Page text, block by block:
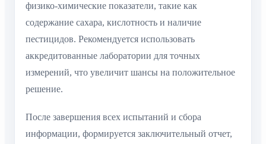
физико-химические показатели, такие как
содержание сахара, кислотность и наличие
пестицидов. Рекомендуется использовать
аккредитованные лаборатории для точных
измерений, что увеличит шансы на положительное
решение.
После завершения всех испытаний и сбора
информации, формируется заключительный отчет,